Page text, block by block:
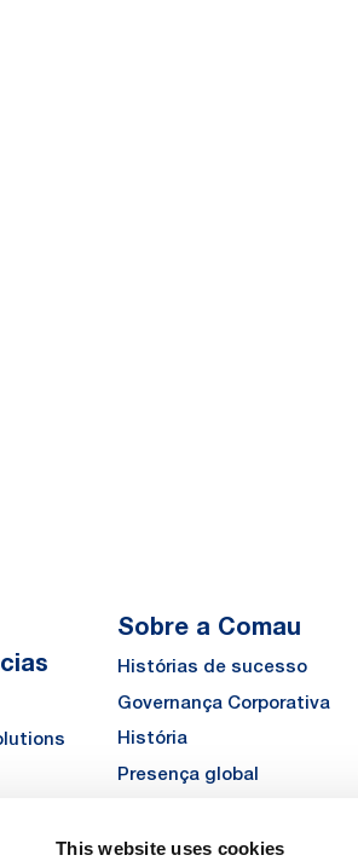
This website uses cookies
Sobre a Comau
Histórias de sucesso
Governança Corporativa
História
Presença global
Sustentabilidade